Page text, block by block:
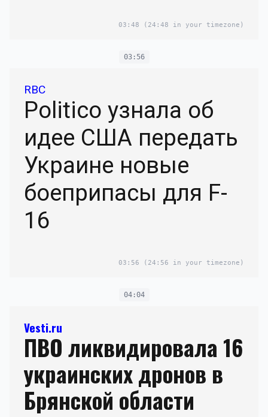
03:48 (24:48 in your timezone)
03:56
RBC
Politico узнала об
идее США передать
Украине новые
боеприпасы для F-
16
03:56 (24:56 in your timezone)
04:04
Vesti.ru
ПВО ликвидировала 16
украинских дронов в
Брянской области